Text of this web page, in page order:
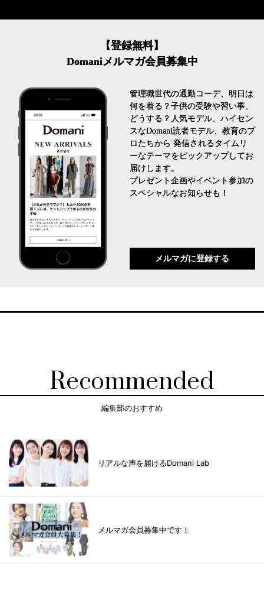
【登録無料】
Domaniメルマガ会員募集中
管理職世代の通勤コーデ、明日は
何を着る？子供の受験や習い事、
どうする？人気モデル、ハイセン
スなDomani読者モデル、教育のプ
ロたちから 発信されるタイムリ
ーなテーマをピックアップしてお
届けします。
プレゼント企画やイベント参加の
スペシャルなお知らせも！
メルマガに登録する
Recommended
編集部のおすすめ
リアルな声を届けるDomani Lab
メルマガ会員募集中です！